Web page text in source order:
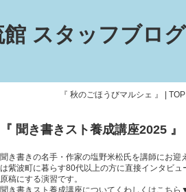
スタッフブログ
『 秋のごほうびマルシェ 』 TOP|
『 聞き書きスト養成講座2025 』
聞き書きの名手・作家の塩野米松氏を講師にお
は紫波町に暮らす80代以上の方に直接インタビ
原稿にする演習です。
聞き書きスト養成講座についてくわしくはこちら